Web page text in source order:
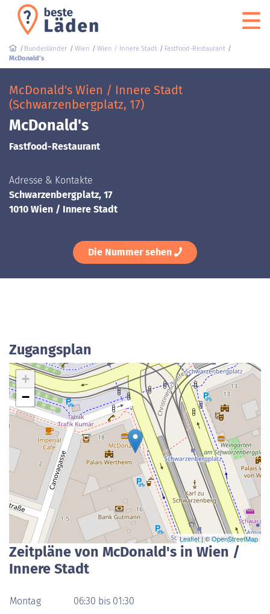
Bundesländer Wien Wien / Innere Stadt
Fastfood-Restaurant
McDonald's
McDonald's Wien / Innere Stadt
(Schwarzenbergplatz, 17)
McDonald's
Fastfood-Restaurant
Adresse & Kontakte
Schwarzenbergplatz, 17
1010 Wien / Innere Stadt
Die Nummer sehen
Zugangsplan
+
−
Leaflet| ©OpenStreetMap
Zeitpläne von McDonald's in Wien /
Innere Stadt
Montag
06:30 bis 01:30